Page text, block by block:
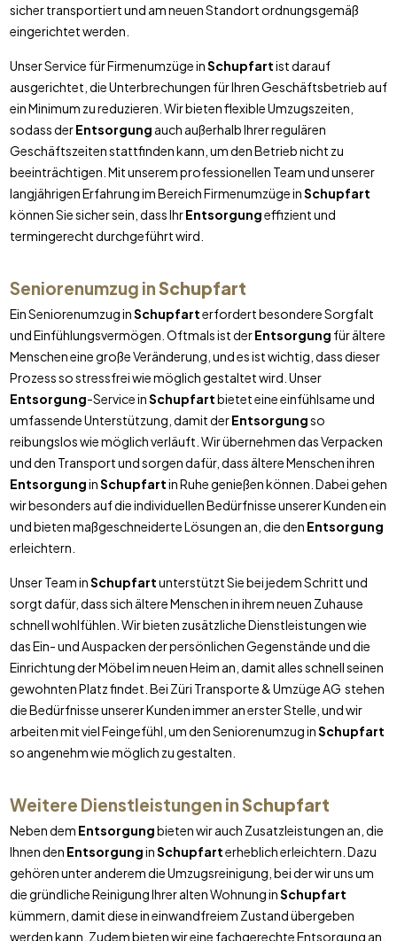
sicher transportiert und am neuen Standort ordnungsgemäß
eingerichtet werden.
Unser Service für Firmenumzüge inSchupfartist darauf
ausgerichtet, die Unterbrechungen für Ihren Geschäftsbetrieb auf
ein Minimum zu reduzieren. Wir bieten flexible Umzugszeiten,
sodass derEntsorgung auch außerhalb Ihrer regulären
Geschäftszeiten stattfinden kann, um den Betrieb nicht zu
beeinträchtigen. Mit unserem professionellen Team und unserer
langjährigen Erfahrung im Bereich Firmenumzüge inSchupfart
können Sie sicher sein, dass IhrEntsorgungeffizient und
termingerecht durchgeführt wird.
Seniorenumzug inSchupfart
Ein Seniorenumzug inSchupfarterfordert besondere Sorgfalt
und Einfühlungsvermögen. Oftmals ist derEntsorgung für ältere
Menschen eine große Veränderung, und es ist wichtig, dass dieser
Prozess so stressfrei wie möglich gestaltet wird. Unser
Entsorgung-Service inSchupfartbietet eine einfühlsame und
umfassende Unterstützung, damit derEntsorgungso
reibungslos wie möglich verläuft. Wir übernehmen das Verpacken
und den Transport und sorgen dafür, dass ältere Menschen ihren
EntsorgunginSchupfartin Ruhe genießen können. Dabei gehen
wir besonders auf die individuellen Bedürfnisse unserer Kunden ein
und bieten maßgeschneiderte Lösungen an, die den Entsorgung
erleichtern.
Unser Team inSchupfartunterstützt Sie bei jedem Schritt und
sorgt dafür, dass sich ältere Menschen in ihrem neuen Zuhause
schnell wohlfühlen. Wir bieten zusätzliche Dienstleistungen wie
das Ein- und Auspacken der persönlichen Gegenstände und die
Einrichtung der Möbel im neuen Heim an, damit alles schnell seinen
gewohnten Platz findet. Bei Züri Transporte & Umzüge AG stehen
die Bedürfnisse unserer Kunden immer an erster Stelle, und wir
arbeiten mit viel Feingefühl, um den Seniorenumzug inSchupfart
so angenehm wie möglich zu gestalten.
Weitere Dienstleistungen inSchupfart
Neben dem Entsorgungbieten wir auch Zusatzleistungen an, die
Ihnen den EntsorgunginSchupfarterheblich erleichtern. Dazu
gehören unter anderem die Umzugsreinigung, bei der wir uns um
die gründliche Reinigung Ihrer alten Wohnung inSchupfart
kümmern, damit diese in einwandfreiem Zustand übergeben
werden kann. Zudem bieten wir eine fachgerechte Entsorgung an,